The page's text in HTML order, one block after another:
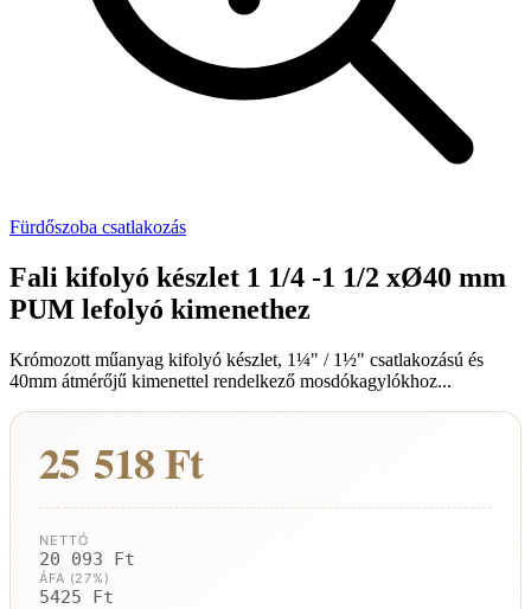
Fürdőszoba csatlakozás
Fali kifolyó készlet 1 1/4 -1 1/2 xØ40 mm
PUM lefolyó kimenethez
Krómozott műanyag kifolyó készlet, 1¼" / 1½" csatlakozású és
40mm átmérőjű kimenettel rendelkező mosdókagylókhoz...
25 518 Ft
NETTÓ
20 093 Ft
ÁFA (27%)
5425 Ft